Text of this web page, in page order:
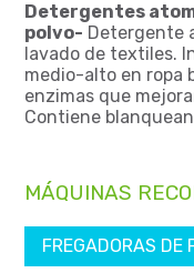
Detergentes
polvo- Detergente
lavado de textiles.
medio-alto en ropa
enzimas que
Contiene
MÁQUINAS
FREGADORAS DE